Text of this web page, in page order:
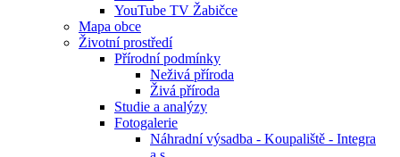
YouTube TV Žabičce
Mapa obce
Životní prostředí
Přírodní podmínky
Neživá příroda
Živá příroda
Studie a analýzy
Fotogalerie
Náhradní výsadba - Koupaliště - Integra